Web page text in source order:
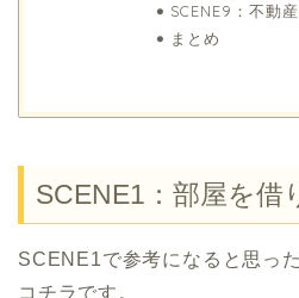
SCENE9：不動
まとめ
SCENE1：部屋を借
SCENE1で参考になると思った
コチラです。